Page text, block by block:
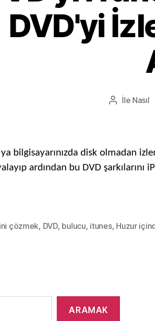
DVD'yi
Gönderi
İle Nasıl
bilgisayarınızda disk olmadan
ardından bu DVD
çözmek, DVD, bulucu, itunes, Huzur
ARAMAK